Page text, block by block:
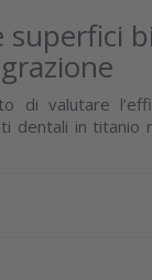
superfici
di valutare
dentali in titanio